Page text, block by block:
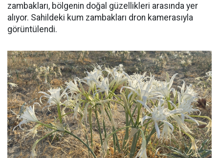
zambakları, bölgenin doğal güzellikleri arasında yer
alıyor. Sahildeki kum zambakları dron kamerasıyla
görüntülendi.